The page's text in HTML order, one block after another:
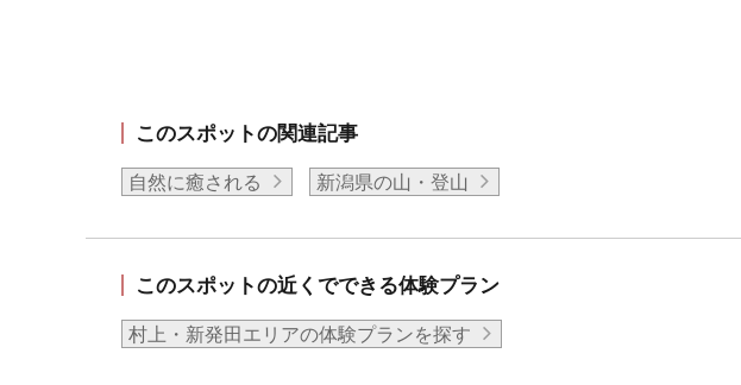
このスポットの関連記事
自然に癒される 新潟県の山・登山
このスポットの近くでできる体験プラン
村上・新発田エリアの体験プランを探す